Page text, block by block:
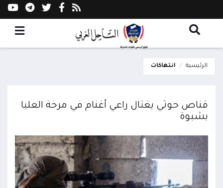
الرئيسية انتهاكات
قناص حوثي يغتال راعي أغنام في مرخة العليا
بشبوة